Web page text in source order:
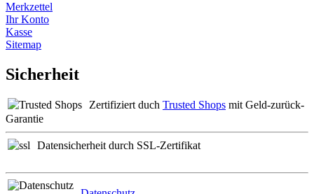
Merkzettel
Ihr Konto
Kasse
Sitemap
Sicherheit
Zertifiziert duch Trusted Shops mit Geld-zurück-
Garantie
Datensicherheit durch SSL-Zertifikat